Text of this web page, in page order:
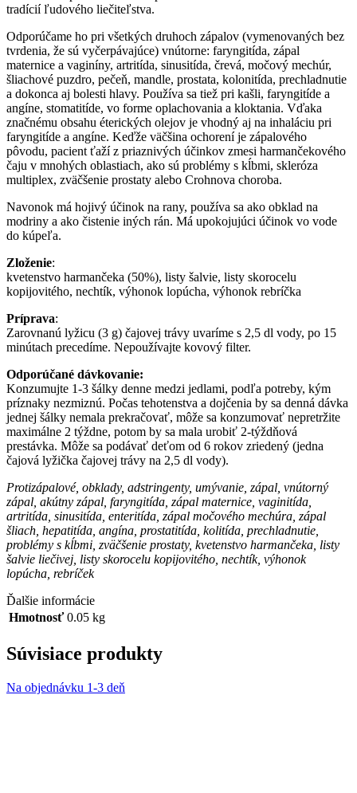
tradícií ľudového liečiteľstva.
Odporúčame ho pri všetkých druhoch zápalov (vymenovaných bez
tvrdenia, že sú vyčerpávajúce) vnútorne: faryngitída, zápal
maternice a vaginíny, artritída, sinusitída, črevá, močový mechúr,
šliachové puzdro, pečeň, mandle, prostata, kolonitída, prechladnutie
a dokonca aj bolesti hlavy. Používa sa tiež pri kašli, faryngitíde a
angíne, stomatitíde, vo forme oplachovania a kloktania. Vďaka
značnému obsahu éterických olejov je vhodný aj na inhaláciu pri
faryngitíde a angíne. Keďže väčšina ochorení je zápalového
pôvodu, pacient ťaží z priaznivých účinkov zmesi harmančekového
čaju v mnohých oblastiach, ako sú problémy s kĺbmi, skleróza
multiplex, zväčšenie prostaty alebo Crohnova choroba.
Navonok má hojivý účinok na rany, používa sa ako obklad na
modriny a ako čistenie iných rán. Má upokojujúci účinok vo vode
do kúpeľa.
Zloženie:
kvetenstvo harmančeka (50%), listy šalvie, listy skorocelu
kopijovitého, nechtík, výhonok lopúcha, výhonok rebríčka
Príprava:
Zarovnanú lyžicu (3 g) čajovej trávy uvaríme s 2,5 dl vody, po 15
minútach precedíme. Nepoužívajte kovový filter.
Odporúčané dávkovanie:
Konzumujte 1-3 šálky denne medzi jedlami, podľa potreby, kým
príznaky nezmiznú. Počas tehotenstva a dojčenia by sa denná dávka
jednej šálky nemala prekračovať, môže sa konzumovať nepretržite
maximálne 2 týždne, potom by sa mala urobiť 2-týždňová
prestávka. Môže sa podávať deťom od 6 rokov zriedený (jedna
čajová lyžička čajovej trávy na 2,5 dl vody).
Protizápalové, obklady, adstringenty, umývanie, zápal, vnútorný
zápal, akútny zápal, faryngitída, zápal maternice, vaginitída,
artritída, sinusitída, enteritída, zápal močového mechúra, zápal
šliach, hepatitída, angína, prostatitída, kolitída, prechladnutie,
problémy s kĺbmi, zväčšenie prostaty, kvetenstvo harmančeka, listy
šalvie liečivej, listy skorocelu kopijovitého, nechtík, výhonok
lopúcha, rebríček
Ďalšie informácie
Hmotnosť 0.05 kg
Súvisiace produkty
Na objednávku 1-3 deň